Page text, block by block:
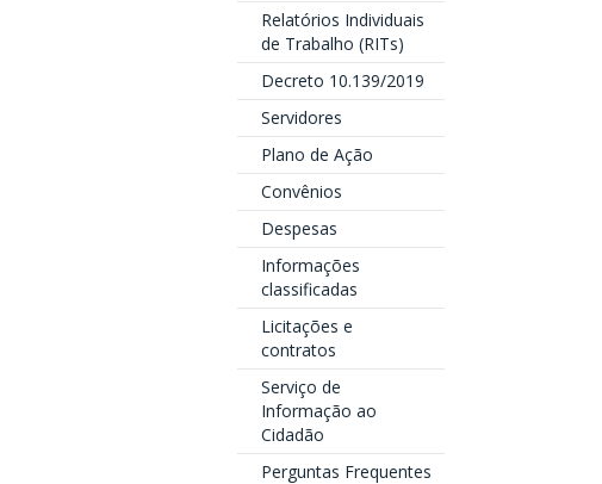
Relatórios Individuais
de Trabalho (RITs)
Decreto 10.139/2019
Servidores
Plano de Ação
Convênios
Despesas
Informações
classificadas
Licitações e
contratos
Serviço de
Informação ao
Cidadão
Perguntas Frequentes